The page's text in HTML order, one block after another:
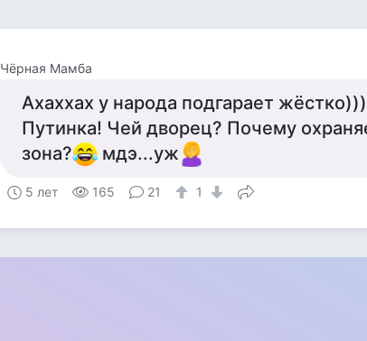
Чёрная Мамба
Ахаххах у народа подгарает
Путинка! Чей дворец? Почему
зона?
мдэ...уж
5 лет 165 21 1